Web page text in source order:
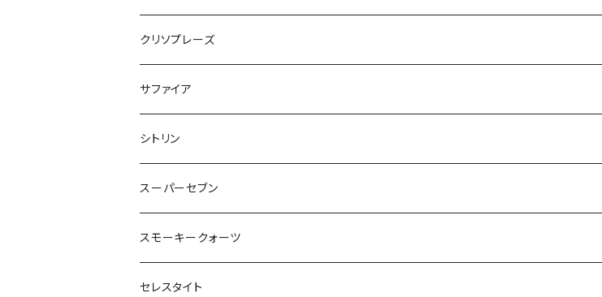
ブラジル産
コロンビア産
ヒマラヤ産
レムリアンクォーツ
クリソプレーズ
サファイア
シトリン
スーパーセブン
スモーキークォーツ
セレスタイト